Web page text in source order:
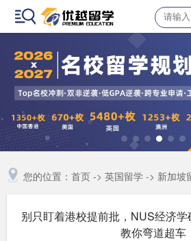
您的位置： 首页-> 英国留学-> 新加坡
别只盯着港校提前批，NUS经济
教你弯道超车